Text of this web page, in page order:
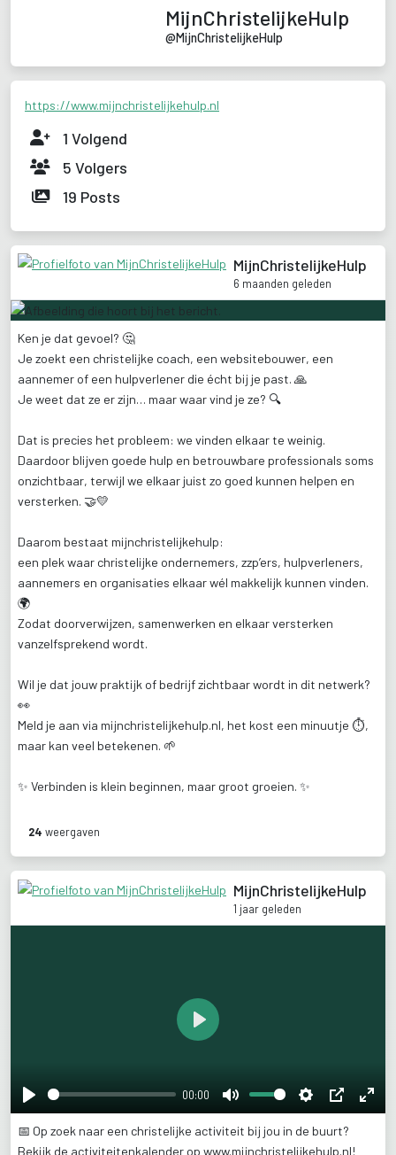
MijnChristelijkeHulp
@MijnChristelijkeHulp
https://www.mijnchristelijkehulp.nl
1 Volgend
5 Volgers
19 Posts
MijnChristelijkeHulp
6 maanden geleden
Ken je dat gevoel? 🤔
Je zoekt een christelijke coach, een websitebouwer, een
aannemer of een hulpverlener die écht bij je past. 🙏
Je weet dat ze erzijn… maarwaarvind je ze? 🔍
Dat is precies het probleem: we vinden elkaar te weinig.
Daardoor blijven goede hulp en betrouwbare professionals soms
onzichtbaar, terwijl we elkaar juist zo goed kunnen helpen en
versterken. 🤝💛
Daarom bestaat mijnchristelijkehulp:
een plek waar christelijke ondernemers, zzp’ers, hulpverleners,
aannemers en organisaties elkaarwél makkelijk kunnen vinden.
🌍
Zodat doorverwijzen, samenwerken en elkaarversterken
vanzelfsprekend wordt.
Wil je dat jouw praktijk of bedrijfzichtbaarwordt in dit netwerk?
👀
Meld je aan via mijnchristelijkehulp.nl, het kost een minuutje ⏱️,
maar kan veel betekenen. 🌱
✨ Verbinden is klein beginnen, maar groot groeien. ✨
24 weergaven
MijnChristelijkeHulp
1 jaar geleden
Play
00:00
Mute Settings
PIP
Play
📅 Op zoek naar een christelijke activiteit bij jou in de buurt?
Bekijk de activiteitenkalender op www.mijnchristelijkehulp.nl!